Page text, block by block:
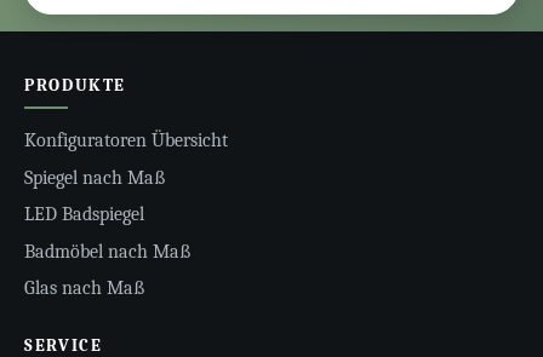
PRODUKTE
Konfiguratoren Übersicht
Spiegel nach Maß
LED Badspiegel
Badmöbel nach Maß
Glas nach Maß
SERVICE